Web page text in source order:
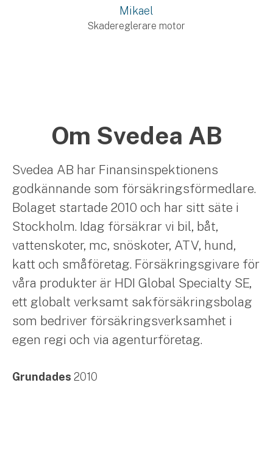
Mikael
Skadereglerare motor
Om Svedea AB
Svedea AB har Finansinspektionens
godkännande som försäkringsförmedlare.
Bolaget startade 2010 och har sitt säte i
Stockholm. Idag försäkrar vi bil, båt,
vattenskoter, mc, snöskoter, ATV, hund,
katt och småföretag. Försäkringsgivare för
våra produkter är HDI Global Specialty SE,
ett globalt verksamt sakförsäkringsbolag
som bedriver försäkringsverksamhet i
egen regi och via agenturföretag.
Grundades 2010